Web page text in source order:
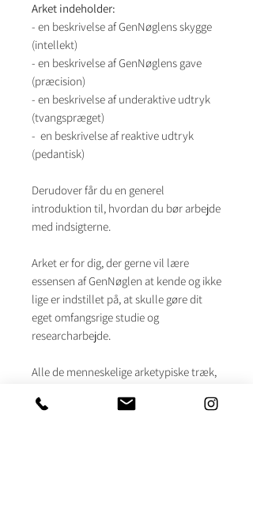
Arket indeholder:
- en beskrivelse af GenNøglens skygge
(intellekt)
- en beskrivelse af GenNøglens gave
(præcision)
- en beskrivelse af underaktive udtryk
(tvangspræget)
- en beskrivelse af reaktive udtryk
(pedantisk)
Derudover får du en generel
introduktion til, hvordan du bør arbejde
med indsigterne.
Arket er for dig, der gerne vil lære
essensen af GenNøglen at kende og ikke
lige er indstillet på, at skulle gøre dit
eget omfangsrige studie og
researcharbejde.
Alle de menneskelige arketypiske træk,
omstændigheder som er gældende for